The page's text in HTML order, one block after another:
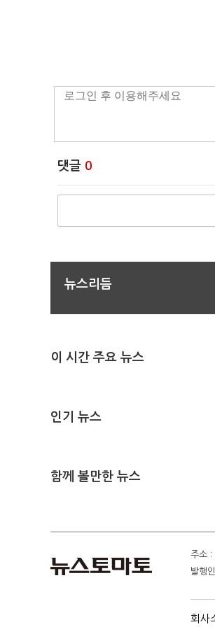
댓글 0
뉴스리듬
이 시간 주요 뉴스
인기 뉴스
함께 볼만한 뉴스
주소 :
발행
회사